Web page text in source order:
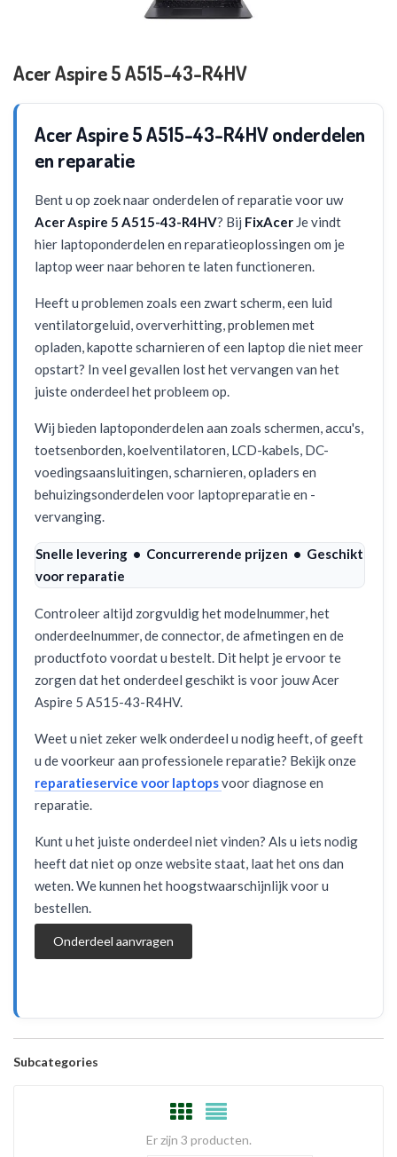
Acer Aspire 5 A515-43-R4HV
Acer Aspire 5 A515-43-R4HV onderdelen
en reparatie
Bent u op zoek naar onderdelen of reparatie voor uw
Acer Aspire 5 A515-43-R4HV? Bij FixAcer Je vindt
hier laptoponderdelen en reparatieoplossingen om je
laptop weer naar behoren te laten functioneren.
Heeft u problemen zoals een zwart scherm, een luid
ventilatorgeluid, oververhitting, problemen met
opladen, kapotte scharnieren of een laptop die niet meer
opstart? In veel gevallen lost het vervangen van het
juiste onderdeel het probleem op.
Wij bieden laptoponderdelen aan zoals schermen, accu's,
toetsenborden, koelventilatoren, LCD-kabels, DC-
voedingsaansluitingen, scharnieren, opladers en
behuizingsonderdelen voor laptopreparatie en -
vervanging.
Snelle levering • Concurrerende prijzen • Geschikt
voor reparatie
Controleer altijd zorgvuldig het modelnummer, het
onderdeelnummer, de connector, de afmetingen en de
productfoto voordat u bestelt. Dit helpt je ervoor te
zorgen dat het onderdeel geschikt is voor jouw Acer
Aspire 5 A515-43-R4HV.
Weet u niet zeker welk onderdeel u nodig heeft, of geeft
u de voorkeur aan professionele reparatie? Bekijk onze
reparatieservice voor laptopsvoor diagnose en
reparatie.
Kunt u het juiste onderdeel niet vinden? Als u iets nodig
heeft dat niet op onze website staat, laat het ons dan
weten. We kunnen het hoogstwaarschijnlijk voor u
bestellen.
Onderdeel aanvragen
Subcategories
Er zijn 3 producten.